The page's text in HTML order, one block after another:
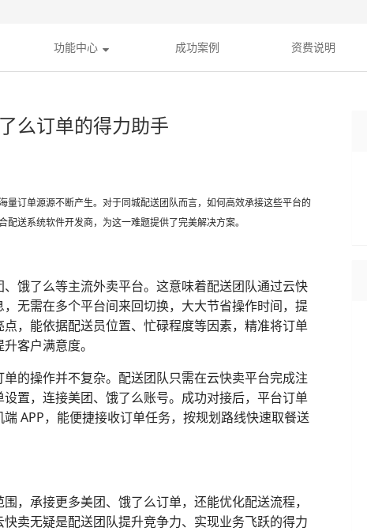
功能中心 成功案例 资费说明
么订单的得力助手
订单源源不断产生。对于同城配送团队而言，如何高效承接这些平台的
送系统软件开发商，为这一难题提供了完美解决方案。
饿了么等主流外卖平台。这意味着配送团队通过云快
无需在多个平台间来回切换，大大节省操作时间，提
，能依据配送员位置、忙碌程度等因素，精准将订单
客户满意度。
的操作并不复杂。配送团队只需在云快卖平台完成注
置，连接美团、饿了么账号。成功对接后，平台订单
APP，能便捷接收订单任务，按规划路线快速取餐送
，承接更多美团、饿了么订单，还能优化配送流程，
卖无疑是配送团队提升竞争力、实现业务飞跃的得力